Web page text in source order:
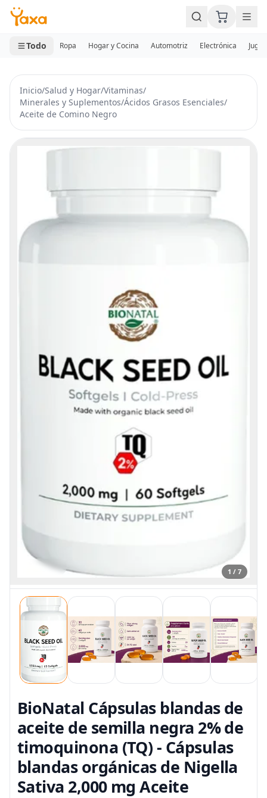
MINI CARRITO
0 productos
Todo Ropa Hogar y Cocina Automotriz Electrónica
Inicio/Salud y Hogar/Vitaminas/
Minerales y Suplementos/Ácidos Grasos Esenciales/
Aceite de Comino Negro
1 / 7
BioNatal Cápsulas blandas de
aceite de semilla negra 2% de
timoquinona (TQ) - Cápsulas
blandas orgánicas de Nigella
Sativa 2,000 mg Aceite